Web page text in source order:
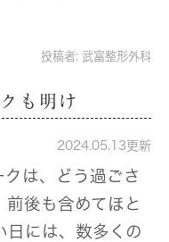
投稿者: 武富整形外科
も明け
2024.05.13更新
は、どう過ごさ
後も含めてほと
日には、数多くの